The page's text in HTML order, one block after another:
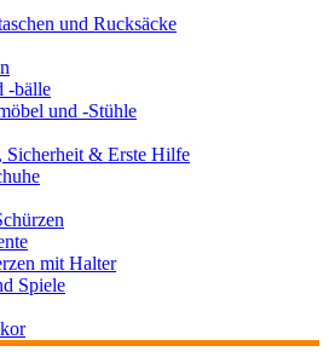
und Rucksäcke
-bälle
und -Stühle
Sicherheit & Erste Hilfe
mit Halter
Spiele